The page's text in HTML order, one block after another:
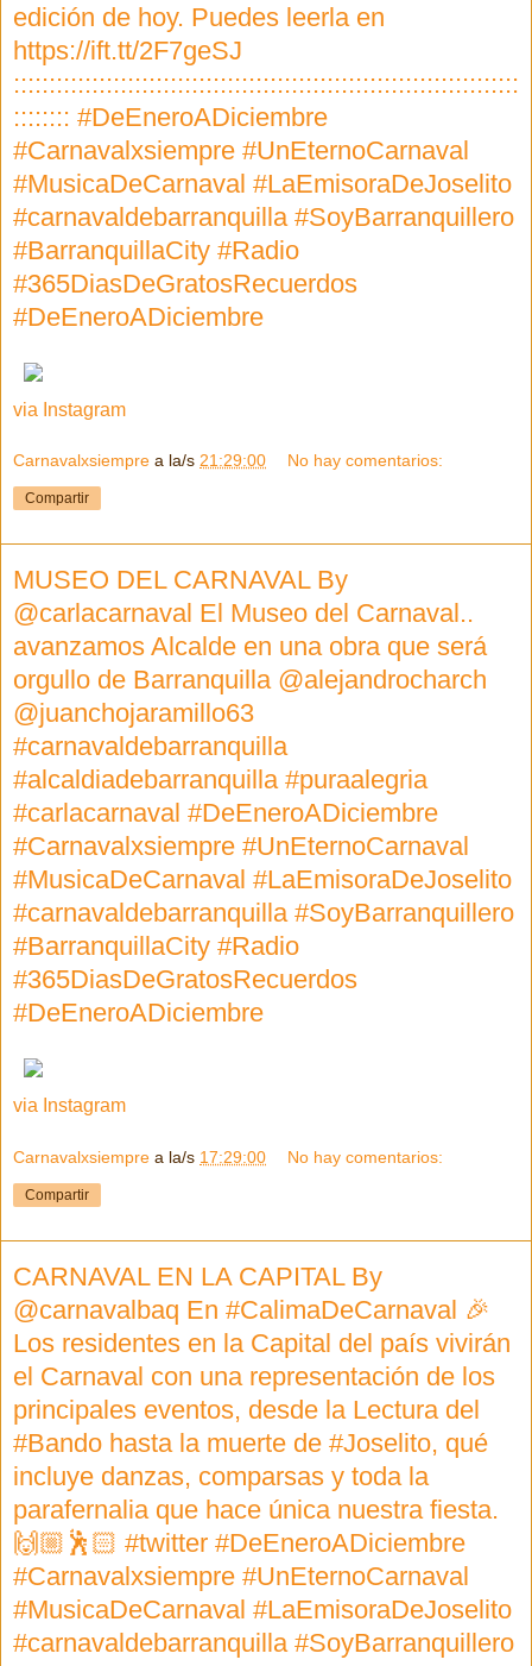
edición de hoy. Puedes leerla en
https://ift.tt/2F7geSJ
:::::::::::::::::::::::::::::::::::::::::::::::::::::::::::::::::::::::
:::::::: #DeEneroADiciembre
#Carnavalxsiempre #UnEternoCarnaval
#MusicaDeCarnaval #LaEmisoraDeJoselito
#carnavaldebarranquilla #SoyBarranquillero
#BarranquillaCity #Radio
#365DiasDeGratosRecuerdos
#DeEneroADiciembre
via Instagram
Carnavalxsiempre a la/s 21:29:00 No hay comentarios:
Compartir
MUSEO DEL CARNAVAL By
@carlacarnaval El Museo del Carnaval..
avanzamos Alcalde en una obra que será
orgullo de Barranquilla @alejandrocharch
@juanchojaramillo63
#carnavaldebarranquilla
#alcaldiadebarranquilla #puraalegria
#carlacarnaval #DeEneroADiciembre
#Carnavalxsiempre #UnEternoCarnaval
#MusicaDeCarnaval #LaEmisoraDeJoselito
#carnavaldebarranquilla #SoyBarranquillero
#BarranquillaCity #Radio
#365DiasDeGratosRecuerdos
#DeEneroADiciembre
via Instagram
Carnavalxsiempre a la/s 17:29:00 No hay comentarios:
Compartir
CARNAVAL EN LA CAPITAL By
@carnavalbaq En #CalimaDeCarnaval 🎉
Los residentes en la Capital del país vivirán
el Carnaval con una representación de los
principales eventos, desde la Lectura del
#Bando hasta la muerte de #Joselito, qué
incluye danzas, comparsas y toda la
parafernalia que hace única nuestra fiesta.
🙌🏼🕺🏻 #twitter #DeEneroADiciembre
#Carnavalxsiempre #UnEternoCarnaval
#MusicaDeCarnaval #LaEmisoraDeJoselito
#carnavaldebarranquilla #SoyBarranquillero